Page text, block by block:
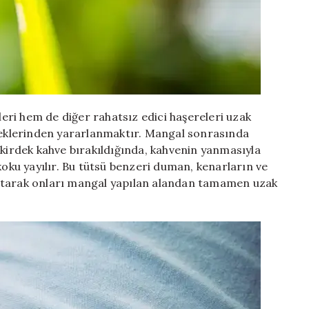
hem de diğer rahatsız edici haşereleri uzak
yararlanmaktır. Mangal sonrasında
kahve bırakıldığında, kahvenin yanmasıyla
yayılır. Bu tütsü benzeri duman, kenarların ve
onları mangal yapılan alandan tamamen uzak